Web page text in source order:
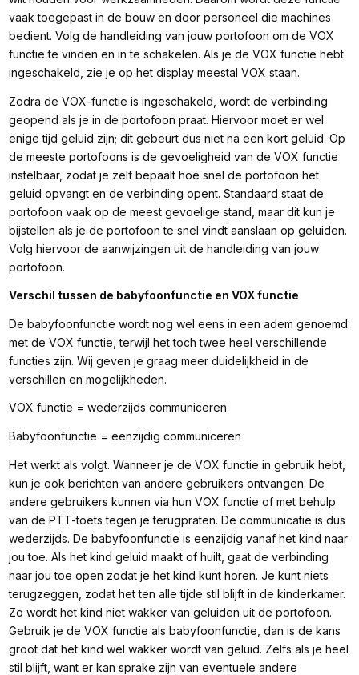
vaak toegepast in de bouw en door personeel die machines
bedient. Volg de handleiding van jouw portofoon om de VOX
functie te vinden en in te schakelen. Als je de VOX functie hebt
ingeschakeld, zie je op het display meestal VOX staan.
Zodra de VOX-functie is ingeschakeld, wordt de verbinding
geopend als je in de portofoon praat. Hiervoor moet er wel
enige tijd geluid zijn; dit gebeurt dus niet na een kort geluid. Op
de meeste portofoons is de gevoeligheid van de VOX functie
instelbaar, zodat je zelf bepaalt hoe snel de portofoon het
geluid opvangt en de verbinding opent. Standaard staat de
portofoon vaak op de meest gevoelige stand, maar dit kun je
bijstellen als je de portofoon te snel vindt aanslaan op geluiden.
Volg hiervoor de aanwijzingen uit de handleiding van jouw
portofoon.
Verschil tussen de babyfoonfunctie en VOX functie
De babyfoonfunctie wordt nog wel eens in een adem genoemd
met de VOX functie, terwijl het toch twee heel verschillende
functies zijn. Wij geven je graag meer duidelijkheid in de
verschillen en mogelijkheden.
VOX functie = wederzijds communiceren
Babyfoonfunctie = eenzijdig communiceren
Het werkt als volgt. Wanneer je de VOX functie in gebruik hebt,
kun je ook berichten van andere gebruikers ontvangen. De
andere gebruikers kunnen via hun VOX functie of met behulp
van de PTT-toets tegen je terugpraten. De communicatie is dus
wederzijds. De babyfoonfunctie is eenzijdig vanaf het kind naar
jou toe. Als het kind geluid maakt of huilt, gaat de verbinding
naar jou toe open zodat je het kind kunt horen. Je kunt niets
terugzeggen, zodat het ten alle tijde stil blijft in de kinderkamer.
Zo wordt het kind niet wakker van geluiden uit de portofoon.
Gebruik je de VOX functie als babyfoonfunctie, dan is de kans
groot dat het kind wel wakker wordt van geluid. Zelfs als je heel
stil blijft, want er kan sprake zijn van eventuele andere